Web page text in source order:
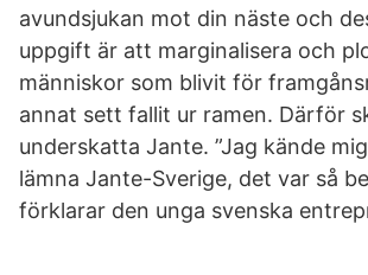
avundsjukan mot din näste och
uppgift är att marginalisera och
människor som blivit för
annat sett fallit ur ramen. Därför
underskatta Jante. ”Jag kände
lämna Jante-Sverige, det var så
förklarar den unga svenska